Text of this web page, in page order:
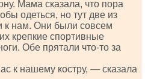
Мама сказала, что пора
одеться, но тут две из
к нам. Они были совсем
крепкие спортивные
Обе прятали что-то за
к нашему костру, — сказала